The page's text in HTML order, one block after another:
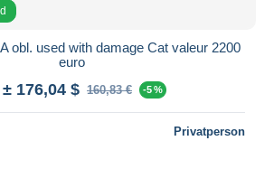
obl. used with damage Cat valeur 2200
euro
± 176,04 $ 160,83 € -5 %
Privatperson